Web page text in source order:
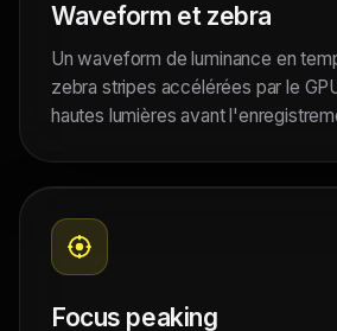
Waveform et zebra
Un waveform de luminance en
zebra stripes accélérées par le
hautes lumières avant
Focus peaking